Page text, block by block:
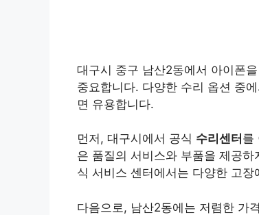
대구시 중구 남산2동에서 아이폰
중요합니다. 다양한 수리 옵션 중
면 유용합니다.
먼저, 대구시에서 공식 수리센터 를
은 품질의 서비스와 부품을 제공
식 서비스 센터에서는 다양한 고
다음으로, 남산2동에는 저렴한 가